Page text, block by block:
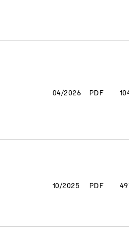
04/2026 PDF
10/2025 PDF